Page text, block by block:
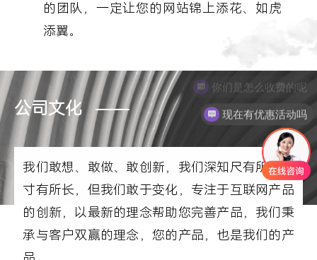
的团队，一定让您的网站锦上添花、如虎
添翼。
公司文化
我们敢想、敢做、敢创新，我们深知尺有所短、
寸有所长，但我们敢于变化，专注于互联网产品
的创新，以最新的理念帮助您完善产品，我们秉
承与客户双赢的理念，您的产品，也是我们的产
你们是怎么收费的呢
现在有优惠活动吗